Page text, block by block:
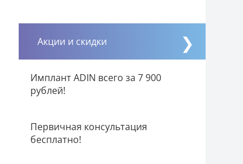
Акции и скидки
Имплант ADIN всего за 7 900
рублей!
Первичная консультация
бесплатно!